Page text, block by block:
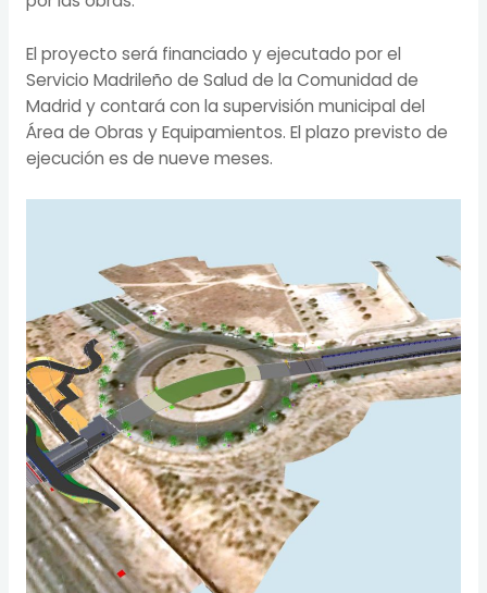
El proyecto será financiado y ejecutado por el
Servicio Madrileño de Salud de la Comunidad de
Madrid y contará con la supervisión municipal del
Área de Obras y Equipamientos. El plazo previsto de
ejecución es de nueve meses.